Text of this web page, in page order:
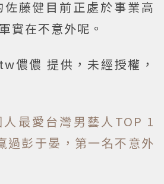
藤健目前正處於事業高
實在不意外呢。
儂儂 提供，未經授權，
最愛台灣男藝人TOP 1
過彭于晏，第一名不意外